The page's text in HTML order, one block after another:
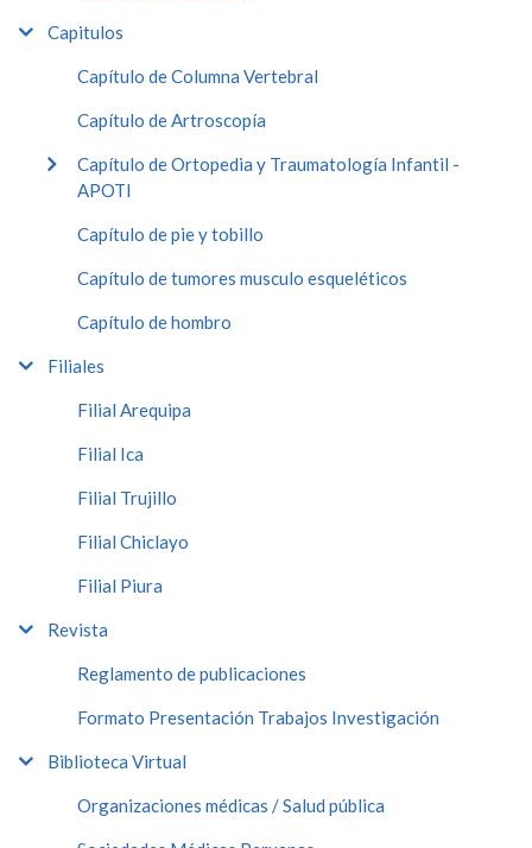
Capitulos
Capítulo de Columna Vertebral
Capítulo de Artroscopía
Capítulo de Ortopedia y Traumatología Infantil -
APOTI
Capítulo de pie y tobillo
Capítulo de tumores musculo esqueléticos
Capítulo de hombro
Filiales
Filial Arequipa
Filial Ica
Filial Trujillo
Filial Chiclayo
Filial Piura
Revista
Reglamento de publicaciones
Formato Presentación Trabajos Investigación
Biblioteca Virtual
Organizaciones médicas / Salud pública